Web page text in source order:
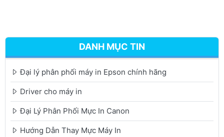
DANH MỤC TIN
Đại lý phân phối máy in Epson chính hãng
Driver cho máy in
Đại Lý Phân Phối Mực In Canon
Hướng Dẫn Thay Mực Máy In